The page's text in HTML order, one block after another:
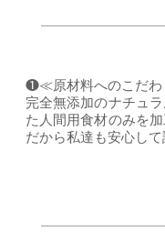
❶≪原材料へのこだ
完全無添加のナチュ
た人間用食材のみを
だから私達も安心し